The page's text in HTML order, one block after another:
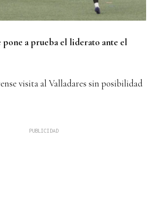
pone a prueba el liderato ante el
visita al Valladares sin posibilidad